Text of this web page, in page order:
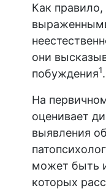
Как
они
побуждения1.
На
оценивает
выявления
может быть
которых